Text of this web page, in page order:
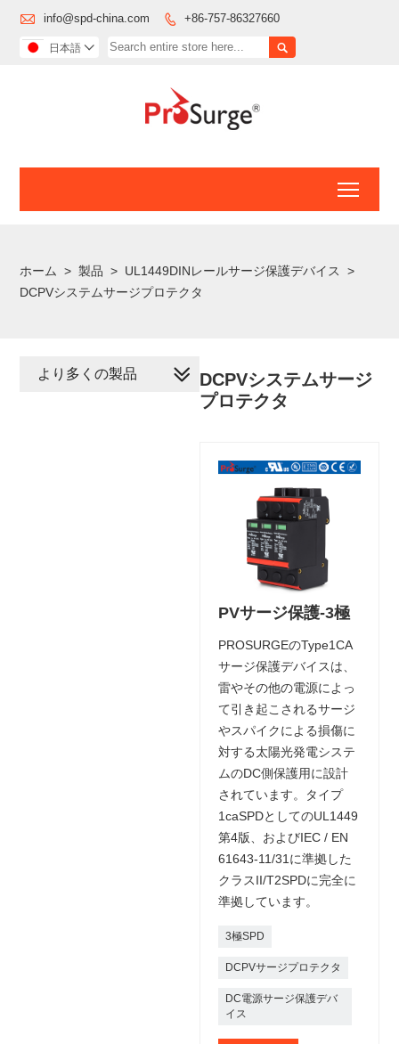
 info@spd-china.com  +86-757-86327660

日本語 
ホーム > 製品 > UL1449DINレールサージ保護デバイス
>
DCPVシステムサージプロテクタ
DCPVシステムサージ
プロテクタ
PVサージ保護-3極
PROSURGEのType1CA
サージ保護デバイスは、
雷やその他の電源によっ
て引き起こされるサージ
やスパイクによる損傷に
対する太陽光発電システ
ムのDC側保護用に設計
されています。タイプ
1caSPDとしてのUL1449
第4版、およびIEC / EN
61643-11/31に準拠した
クラスII/T2SPDに完全に
準拠しています。
3極SPD
DCPVサージプロテクタ
DC電源サージ保護デバ
イス
より多くの製品